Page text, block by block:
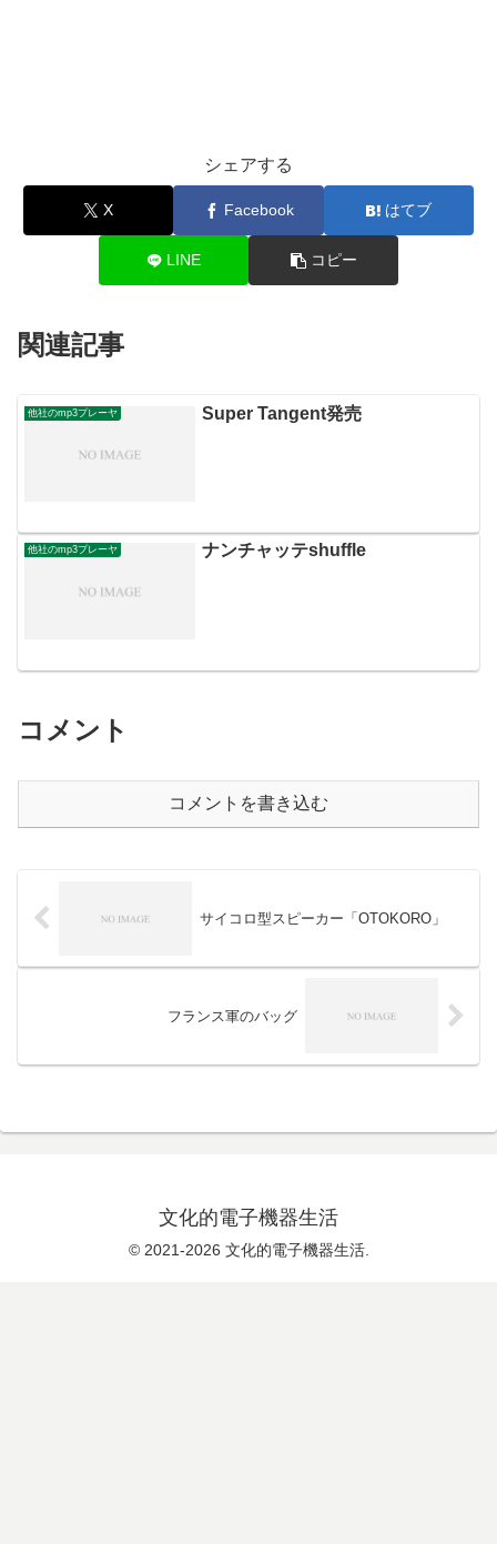
シェアする
X Facebook はてブ
LINE コピー
関連記事
他社のmp3プレーヤ Super Tangent発売
他社のmp3プレーヤ ナンチャッテshuffle
コメント
コメントを書き込む
サイコロ型スピーカー「OTOKORO」
フランス軍のバッグ
文化的電子機器生活
© 2021-2026 文化的電子機器生活.